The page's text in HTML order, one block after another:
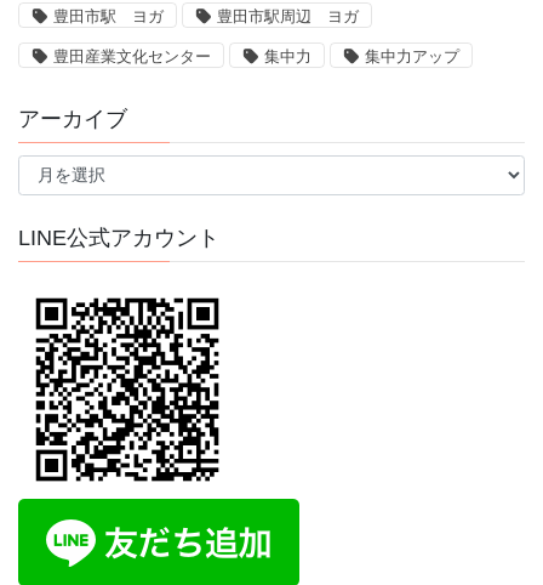
豊田市駅 ヨガ 豊田市駅周辺 ヨガ
豊田産業文化センター 集中力 集中力アップ
アーカイブ
ア
イ
LINE公式アカウント